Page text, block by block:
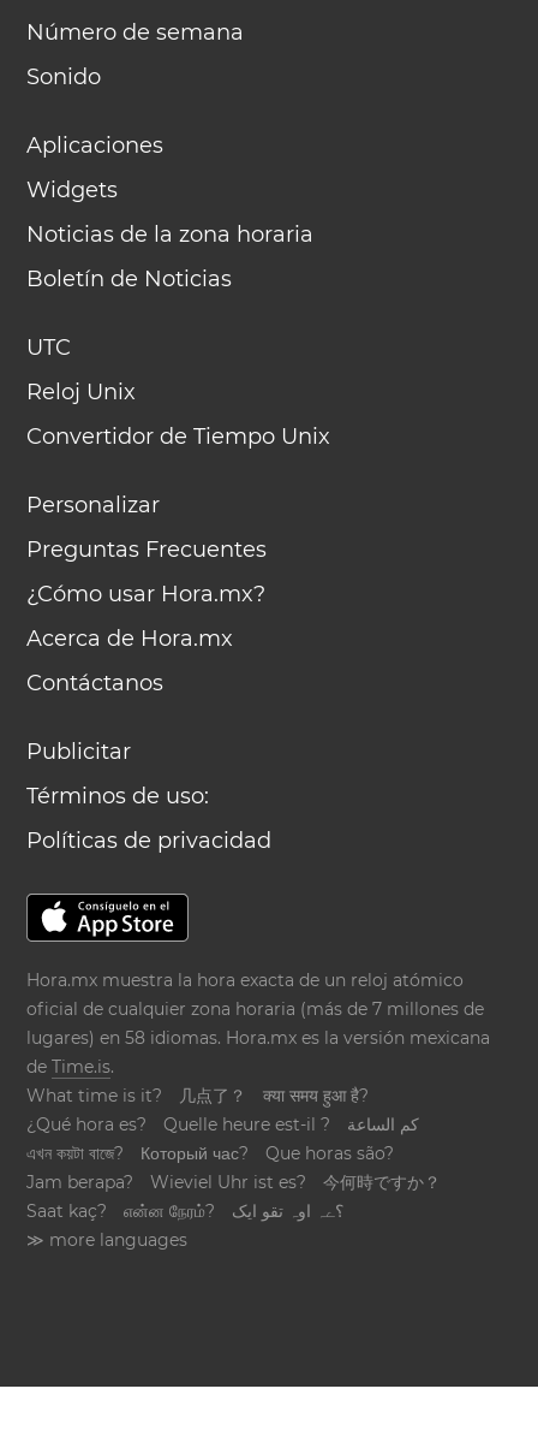
Número de semana
Sonido
Aplicaciones
Widgets
Noticias de la zona horaria
Boletín de Noticias
UTC
Reloj Unix
Convertidor de Tiempo Unix
Personalizar
Preguntas Frecuentes
¿Cómo usar Hora.mx?
Acerca de Hora.mx
Contáctanos
Publicitar
Términos de uso:
Políticas de privacidad
Hora.mx muestra la hora exacta de un reloj atómico
oficial de cualquier zona horaria (más de 7 millones de
lugares) en 58 idiomas. Hora.mx es la versión mexicana
deTime.is.
What time is it?
几点了？
क्या समय हुआ है?
¿Qué hora es?
Quelle heure est-il ?
كم الساعة
এখন কয়টা বাজে?
Который час?
Que horas são?
Jam berapa?
Wieviel Uhr ist es?
今何時ですか？
Saat kaç?
என்ன நேரம்?
؟ےہ اوہ تقو ایک
≫ more languages